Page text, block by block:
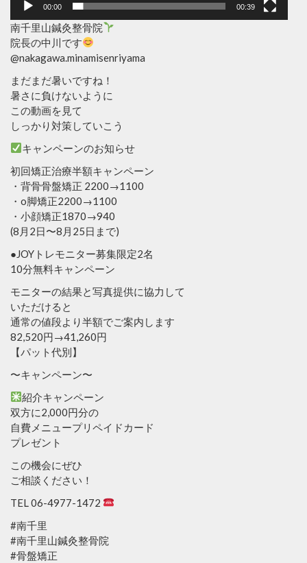
00:00 00:39
南千里山鍼灸整骨院
院長の中川です
@nakagawa.minamisenriyama
まだまだ暑いですね！
暑さに負けないように
この動画を見て
しっかり対策していこう
キャンペーンのお知らせ
初回矯正治療半額キャンペーン
・背骨骨盤矯正 2200→1100
・o脚矯正2200→1100
・小顔矯正1870→940
(8月2日〜8月25日まで)
●JOYトレモニター募集限定2名
10分無料キャンペーン
モニターの結果と写真提供に協力して
いただけると
通常の値段より半額でご案内します
82,520円→41,260円
【パット代別】
〜キャンペーン〜
紹介キャンペーン
双方に2,000円分の
自費メニュープリペイドカード
プレゼント
この機会にぜひ
ご相談ください！
TEL 06-4977-1472
#南千里
#南千里山鍼灸整骨院
#骨盤矯正